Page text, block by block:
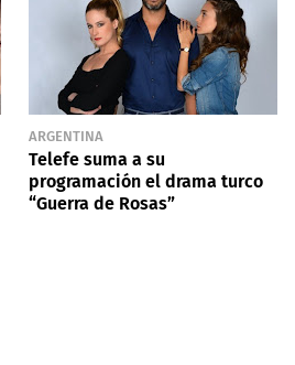
ARGENTINA
Telefe suma a su
programación el drama turco
“Guerra de Rosas”